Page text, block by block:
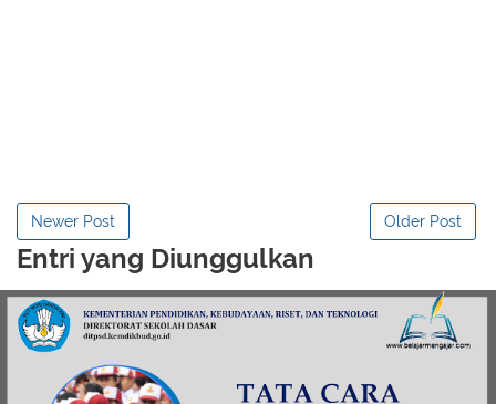
Newer Post Older Post
Entri yang Diunggulkan